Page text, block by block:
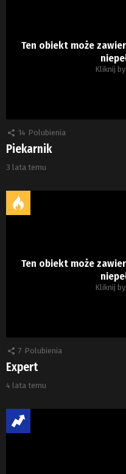
Ten obiekt może
Kliknij
14 Polubienia
Piekarnik
3 lata temu
Ten obiekt może
Kliknij
7 Polubienia
Expert
4 lata temu